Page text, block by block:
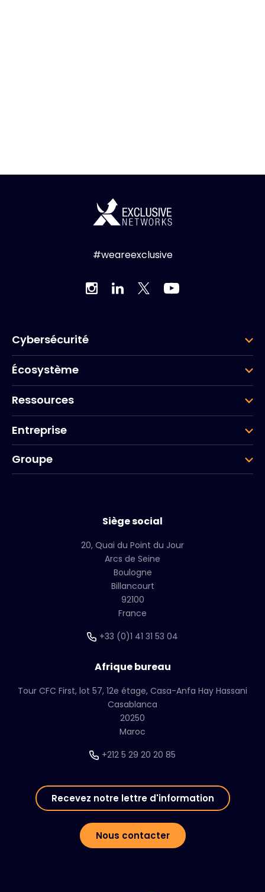
#weareexclusive
Cybersécurité
Écosystème
Ressources
Entreprise
Groupe
Siège social
20, Quai du Point du Jour
Arcs de Seine
Boulogne
Billancourt
92100
France
+33 (0)1 41 31 53 04
Afrique bureau
Tour CFC First, lot 57, 12e étage, Casa-Anfa Hay Hassani
Casablanca
20250
Maroc
+212 5 29 20 20 85
Recevez notre lettre d'information
Nous contacter